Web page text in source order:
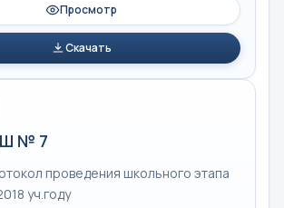
Просмотр
Скачать
№ 7
проведения школьного этапа
уч.году